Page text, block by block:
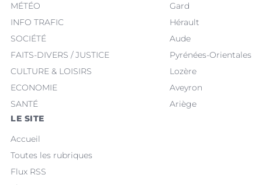
MÉTÉO
INFO TRAFIC
SOCIÉTÉ
FAITS-DIVERS / JUSTICE
CULTURE & LOISIRS
ECONOMIE
SANTÉ
Gard
Hérault
Aude
Pyrénées-Orientales
Lozère
Aveyron
Ariège
LE SITE
Accueil
Toutes les rubriques
Flux RSS